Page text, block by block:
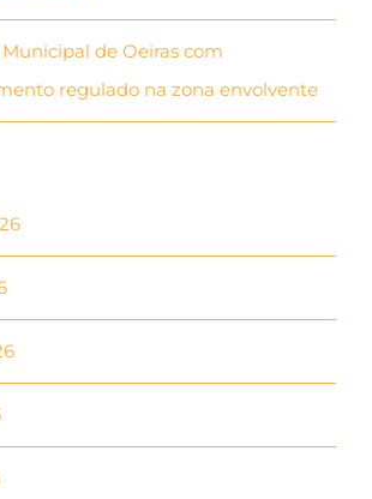
de Oeiras com
regulado na zona envolvente